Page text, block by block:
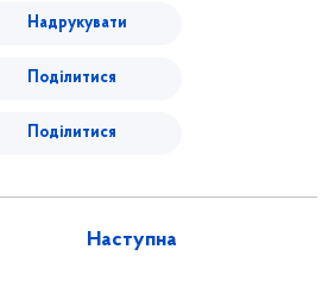
Надрукувати
Поділитися
Поділитися
Наступна